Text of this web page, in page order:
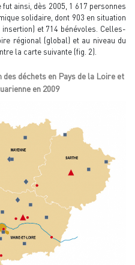
ainsi, dès 2005, 1 617 personnes
solidaire, dont 903 en situation
et 714 bénévoles. Celles-
régional (global) et au niveau du
la carte suivante (fig. 2).
déchets en Pays de la Loire et
en 2009